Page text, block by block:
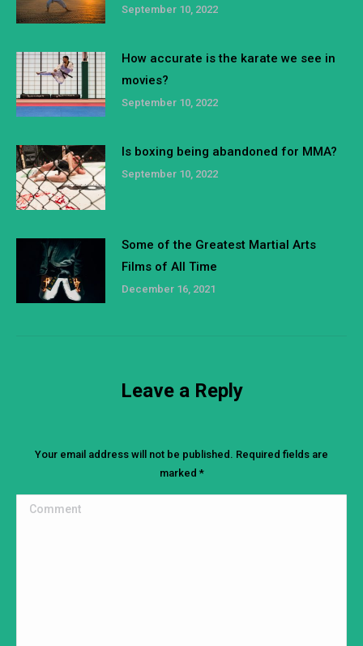
September 10, 2022
How accurate is the karate we see in
movies?
September 10, 2022
Is boxing being abandoned for MMA?
September 10, 2022
Some of the Greatest Martial Arts
Films of All Time
December 16, 2021
Leave a Reply
Your email address will not be published. Required fields are
marked *
Comment